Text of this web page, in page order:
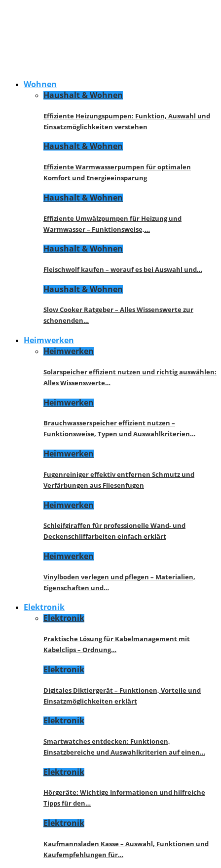
Wohnen
Haushalt & Wohnen
Effiziente Heizungspumpen: Funktion, Auswahl und
Einsatzmöglichkeiten verstehen
Haushalt & Wohnen
Effiziente Warmwasserpumpen für optimalen
Komfort und Energieeinsparung
Haushalt & Wohnen
Effiziente Umwälzpumpen für Heizung und
Warmwasser – Funktionsweise,…
Haushalt & Wohnen
Fleischwolf kaufen – worauf es bei Auswahl und…
Haushalt & Wohnen
Slow Cooker Ratgeber – Alles Wissenswerte zur
schonenden…
Heimwerken
Heimwerken
Solarspeicher effizient nutzen und richtig auswählen:
Alles Wissenswerte…
Heimwerken
Brauchwasserspeicher effizient nutzen –
Funktionsweise, Typen und Auswahlkriterien…
Heimwerken
Fugenreiniger effektiv entfernen Schmutz und
Verfärbungen aus Fliesenfugen
Heimwerken
Schleifgiraffen für professionelle Wand- und
Deckenschliffarbeiten einfach erklärt
Heimwerken
Vinylboden verlegen und pflegen – Materialien,
Eigenschaften und…
Elektronik
Elektronik
Praktische Lösung für Kabelmanagement mit
Kabelclips – Ordnung…
Elektronik
Digitales Diktiergerät – Funktionen, Vorteile und
Einsatzmöglichkeiten erklärt
Elektronik
Smartwatches entdecken: Funktionen,
Einsatzbereiche und Auswahlkriterien auf einen…
Elektronik
Hörgeräte: Wichtige Informationen und hilfreiche
Tipps für den…
Elektronik
Kaufmannsladen Kasse – Auswahl, Funktionen und
Kaufempfehlungen für…